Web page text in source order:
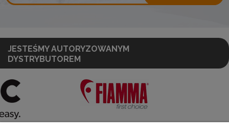
JESTEŚMY AUTORYZOWANYM
DYSTRYBUTOREM